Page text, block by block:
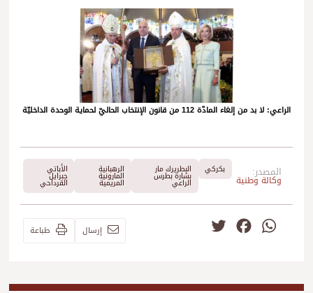
الراعي: لا بد من إلغاء المادّة 112 من قانون الإنتخاب الحاليّ لحماية الوحدة الداخليّة
المصدر:
وكالة وطنية
بكركي البطريرك مار
بشارة بطرس
الراعي
الرهبانية
المارونية
المريمية
الأباتي
جبرايل
القرداحي
WhatsApp
Facebook إرسال طباعة